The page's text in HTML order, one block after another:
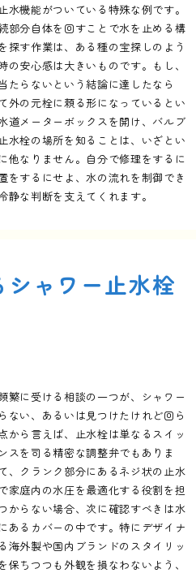
水機能がついている特殊な例です。
部分自体を回すことで水を止める構
探す作業は、ある種の宝探しのよう
安心感は大きいものです。もし、
たらないという結論に達したなら
外の元栓に頼る形になっているとい
道メーターボックスを開け、バルブ
水栓の場所を知ることは、いざとい
他なりません。自分で修理をするに
をするにせよ、水の流れを制御でき
静な判断を支えてくれます。
シャワー止水栓
繁に受ける相談の一つが、シャワー
ない、あるいは見つけたけれど回ら
から言えば、止水栓は単なるスイッ
スを司る精密な調整弁でもありま
、クランク部分にあるネジ状の止水
家庭内の水圧を最適化する役割を担
からない場合、次に確認すべきは水
あるカバーの中です。特にデザイナ
海外製や国内ブランドのスタイリッ
ちつつも外観を損なわないよう、